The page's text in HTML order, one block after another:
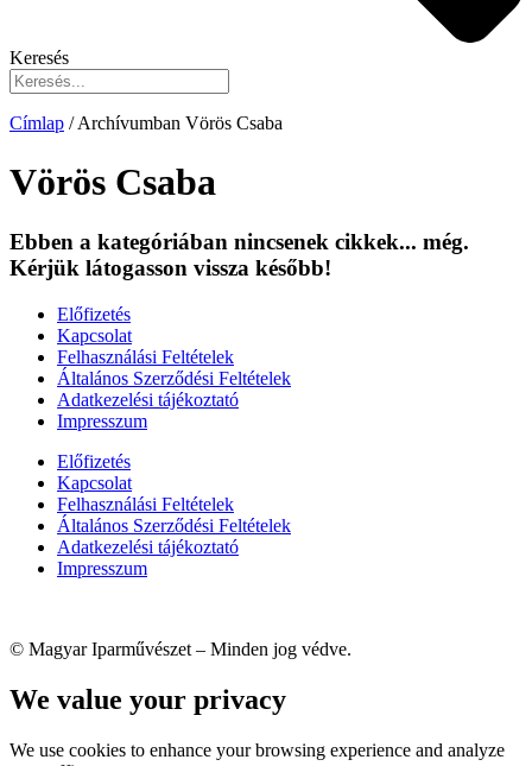
Keresés
Címlap /Archívumban Vörös Csaba
Vörös Csaba
Ebben a kategóriában nincsenek cikkek... még.
Kérjük látogasson vissza később!
Előfizetés
Kapcsolat
Felhasználási Feltételek
Általános Szerződési Feltételek
Adatkezelési tájékoztató
Impresszum
Előfizetés
Kapcsolat
Felhasználási Feltételek
Általános Szerződési Feltételek
Adatkezelési tájékoztató
Impresszum
© Magyar Iparművészet – Minden jog védve.
We value your privacy
We use cookies to enhance your browsing experience and analyze